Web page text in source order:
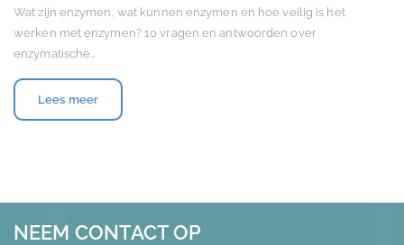
Wat zijn enzymen, wat kunnen enzymen en hoe veilig is het
werken met enzymen? 10 vragen en antwoorden over
enzymatische…
Lees meer
NEEM CONTACT OP